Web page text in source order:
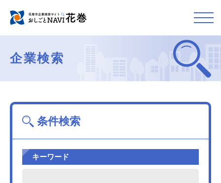
企業検索
条件検索
キーワード